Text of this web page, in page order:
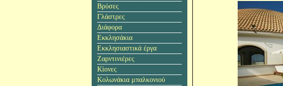
Βρύσες
Γλάστρες
Διάφορα
Εκκλησάκια
Εκκλησιαστικά έργα
Ζαρντινιέρες
Κίονες
Κολωνάκια μπαλκονιού